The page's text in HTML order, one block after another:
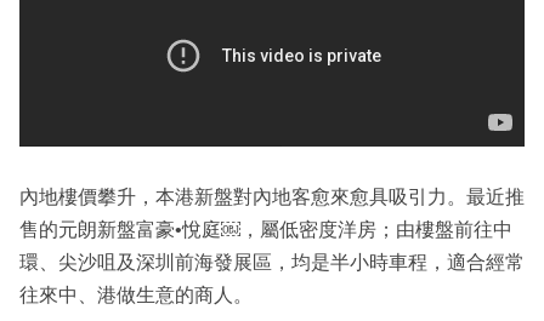
內地樓價攀升，本港新盤對內地客愈來愈具吸引力。最近推
售的元朗新盤富豪•悅庭￼，屬低密度洋房；由樓盤前往中
環、尖沙咀及深圳前海發展區，均是半小時車程，適合經常
往來中、港做生意的商人。